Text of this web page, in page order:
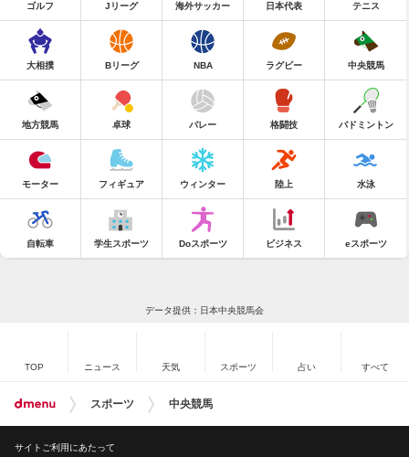
ゴルフ Jリーグ 海外サッカー 日本代表 テニス
大相撲 Bリーグ NBA ラグビー 中央競馬
地方競馬 卓球 バレー 格闘技 バドミントン
モーター フィギュア ウィンター 陸上 水泳
自転車 学生スポーツ Doスポーツ ビジネス eスポーツ
データ提供：日本中央競馬会
TOP ニュース 天気 スポーツ 占い すべて
スポーツ 中央競馬
サイトご利用にあたって